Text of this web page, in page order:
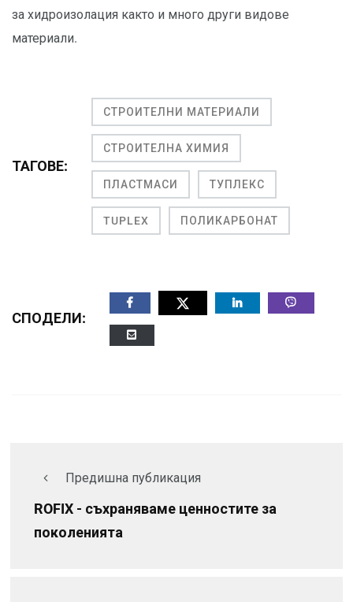
за хидроизолация както и много други видове
материали.
ТАГОВЕ:
СТРОИТЕЛНИ МАТЕРИАЛИ
СТРОИТЕЛНА ХИМИЯ
ПЛАСТМАСИ ТУПЛЕКС
TUPLEX ПОЛИКАРБОНАТ
СПОДЕЛИ:
Предишна публикация
ROFIX - съхраняваме ценностите за
поколенията